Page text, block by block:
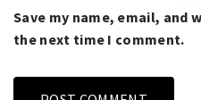
Save my name, email, and
the next time I comment.